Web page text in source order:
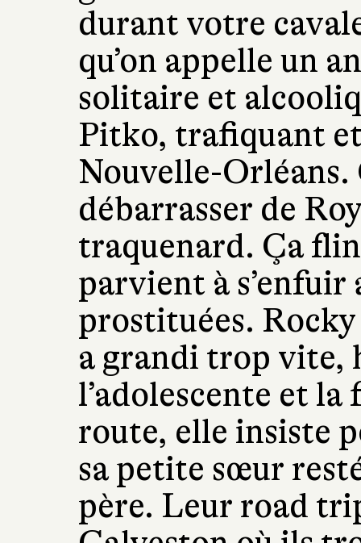
durant votre
qu’on appelle un
solitaire et
Pitko, trafiquant
Nouvelle-Orléans.
débarrasser de
traquenard. Ça
parvient à s’enfuir
prostituées.
a grandi trop vite,
l’adolescente et
route, elle insiste
sa petite sœur
père. Leur road